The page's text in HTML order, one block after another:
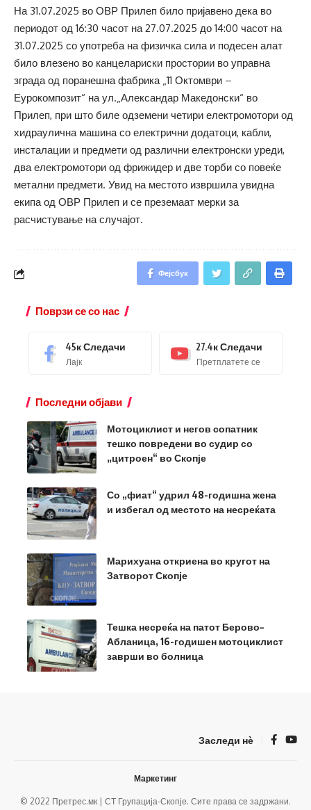
На 31.07.2025 во ОВР Прилеп било пријавено дека во
периодот од 16:30 часот на 27.07.2025 до 14:00 часот на
31.07.2025 со употреба на физичка сила и подесен алат
било влезено во канцелариски простории во управна
зграда од поранешна фабрика „11 Октомври –
Еурокомпозит“ на ул.„Александар Македонски“ во
Прилеп, при што биле одземени четири електромотори од
хидраулична машина со електрични додатоци, кабли,
инсталации и предмети од различни електронски уреди,
два електромотори од фрижидер и две торби со повеќе
метални предмети. Увид на местото извршила увидна
екипа од ОВР Прилеп и се преземаат мерки за
расчистување на случајот.
Фејсбук
Поврзи се со нас
45кСледачи
Лајк
27.4кСледачи
Претплатете се
Последни објави
Мотоциклист и негов сопатник
тешко повредени во судир со
„цитроен“ во Скопје
Со „фиат“ удрил 48-годишна жена
и избегал од местото на несреќата
Марихуана откриена во кругот на
Затворот Скопје
Тешка несреќа на патот Берово–
Абланица, 16-годишен мотоциклист
заврши во болница
Заследи нѐ
© 2022 Претрес.мк | СТ Групација-Скопје. Сите права се задржани.
Маркетинг